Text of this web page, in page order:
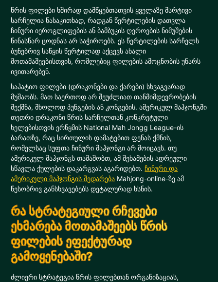
წრის ფილები ხშირად დამწყებთათვის ყველაზე მარტივი
სარჩელია წასაკითხად, რადგან წერტილების დათვლა
ჩინური იეროგლიფების ან ბამბუკის ღეროების ნიმუშების
წინასწარ ცოდნას არ საჭიროებს. ეს წერტილების სარჩელს
ბუნებრივ საწყის წერტილად აქცევს ახალი
მოთამაშეებისთვის, რომლებიც ფილების ამოცნობის უნარს
ივითარებენ.
საპატიო ფილები (დრაკონები და ქარები) სხვაგვარად
მუშაობს. მათ საერთოდ არ შეუძლიათ თანმიმდევრობების
შექმნა, მხოლოდ პუნგების ან კონგების. ამერიკულ მაჰჯონგში
თეთრი დრაკონი წრის სარჩელთან კონკრეტული
ხელებისთვის ერწყმის National Mah Jongg League-ის
ბარათზე, რაც სირთულის დამატებით ფენას ქმნის,
რომელსაც სუფთა ჩინური მაჰჯონგი არ მოიცავს. თუ
ამერიკულ მაჰჯონგს თამაშობთ, ამ შეხამების ადრეული
სწავლა ქულების დაკარგვას აგარიდებთ.ჩინური და
ამერიკული მაჰჯონგის შედარება Mahjong-online-ზე ამ
წესობრივ განსხვავებებს დეტალურად ხსნის.
რა სტრატეგიული რჩევები
ეხმარება მოთამაშეებს წრის
ფილების ეფექტურად
გამოყენებაში?
ძლიერი სტრატეგია წრის ფილებთან ორგანიზაციას,